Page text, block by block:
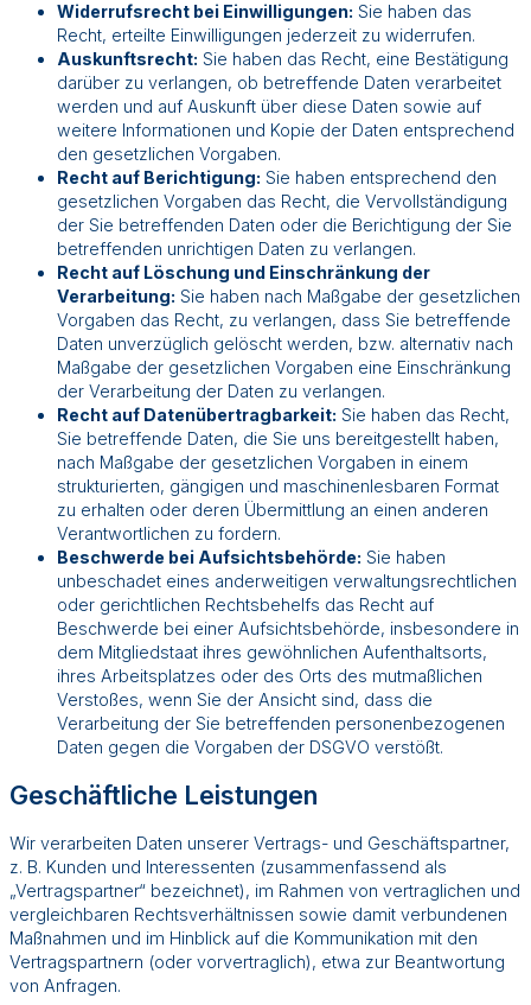
Widerrufsrecht bei Einwilligungen: Sie haben das
Recht, erteilte Einwilligungen jederzeit zu widerrufen.
Auskunftsrecht: Sie haben das Recht, eine Bestätigung
darüber zu verlangen, ob betreffende Daten verarbeitet
werden und auf Auskunft über diese Daten sowie auf
weitere Informationen und Kopie der Daten entsprechend
den gesetzlichen Vorgaben.
Recht auf Berichtigung: Sie haben entsprechend den
gesetzlichen Vorgaben das Recht, die Vervollständigung
der Sie betreffenden Daten oder die Berichtigung der Sie
betreffenden unrichtigen Daten zu verlangen.
Recht auf Löschung und Einschränkung der
Verarbeitung: Sie haben nach Maßgabe der gesetzlichen
Vorgaben das Recht, zu verlangen, dass Sie betreffende
Daten unverzüglich gelöscht werden, bzw. alternativ nach
Maßgabe der gesetzlichen Vorgaben eine Einschränkung
der Verarbeitung der Daten zu verlangen.
Recht auf Datenübertragbarkeit: Sie haben das Recht,
Sie betreffende Daten, die Sie uns bereitgestellt haben,
nach Maßgabe der gesetzlichen Vorgaben in einem
strukturierten, gängigen und maschinenlesbaren Format
zu erhalten oder deren Übermittlung an einen anderen
Verantwortlichen zu fordern.
Beschwerde bei Aufsichtsbehörde: Sie haben
unbeschadet eines anderweitigen verwaltungsrechtlichen
oder gerichtlichen Rechtsbehelfs das Recht auf
Beschwerde bei einer Aufsichtsbehörde, insbesondere in
dem Mitgliedstaat ihres gewöhnlichen Aufenthaltsorts,
ihres Arbeitsplatzes oder des Orts des mutmaßlichen
Verstoßes, wenn Sie der Ansicht sind, dass die
Verarbeitung der Sie betreffenden personenbezogenen
Daten gegen die Vorgaben der DSGVO verstößt.
Geschäftliche Leistungen
Wir verarbeiten Daten unserer Vertrags- und Geschäftspartner,
z. B. Kunden und Interessenten (zusammenfassend als
„Vertragspartner“ bezeichnet), im Rahmen von vertraglichen und
vergleichbaren Rechtsverhältnissen sowie damit verbundenen
Maßnahmen und im Hinblick auf die Kommunikation mit den
Vertragspartnern (oder vorvertraglich), etwa zur Beantwortung
von Anfragen.